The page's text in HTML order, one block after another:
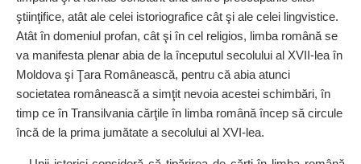
ştiinţifice, atât ale celei istoriografice cât şi ale celei lingvistice.
Atât în domeniul profan, cât şi în cel religios, limba română se
va manifesta plenar abia de la începutul secolului al XVII‑lea în
Moldova şi Ţara Românească, pentru că abia atunci
societatea românească a simţit nevoia acestei schimbări, în
timp ce în Transilvania cărţile în limba română încep să circule
încă de la prima jumătate a secolului al XVI‑lea.